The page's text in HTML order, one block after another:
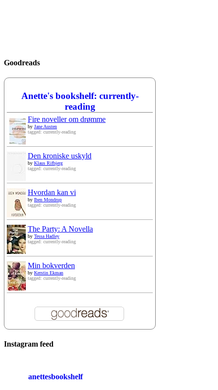
Goodreads
Anette's bookshelf: currently-
reading
Fire noveller om drømme
by Jane Austen
tagged: currently-reading
Den kroniske uskyld
by Klaus Rifbjerg
tagged: currently-reading
Hvordan kan vi
by Iben Mondrup
tagged: currently-reading
The Party: A Novella
by Tessa Hadley
tagged: currently-reading
Min bokverden
by Kerstin Ekman
tagged: currently-reading
Instagram feed
anettesbookshelf